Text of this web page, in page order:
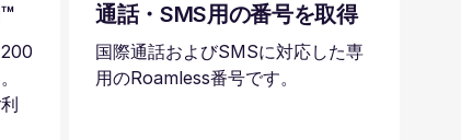
通話・SMS用の番号を取得
国際通話およびSMSに対応した専
用のRoamless番号です。